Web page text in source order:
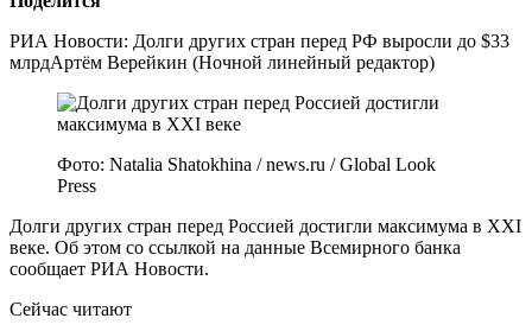
РИА Новости: Долги других стран перед РФ выросли до $33
млрдАртём Верейкин (Ночной линейный редактор)
Фото: Natalia Shatokhina / news.ru / Global Look
Press
Долги других стран перед Россией достигли максимума в XXI
веке. Об этом со ссылкой на данные Всемирного банка
сообщает РИА Новости.
Сейчас читают